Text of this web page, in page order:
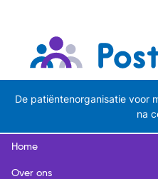
De patiëntenorganisatie voor
na
Home
Over ons